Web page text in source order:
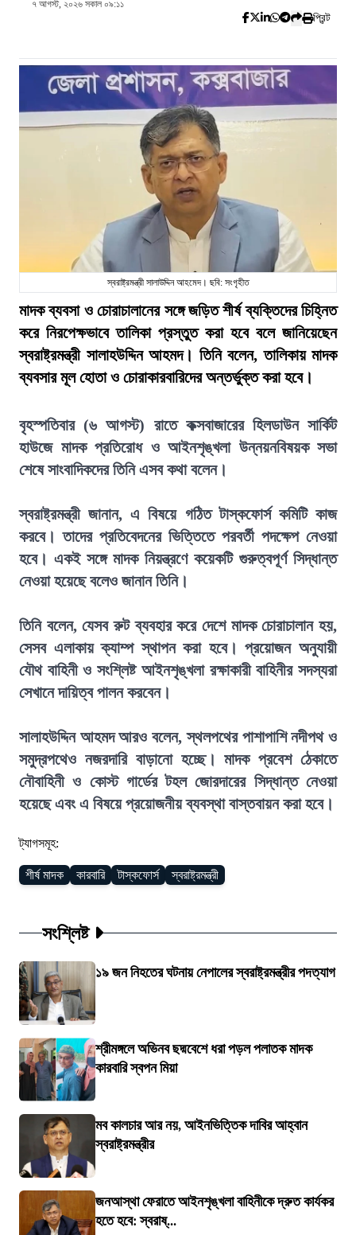
৭ আগস্ট, ২০২৬ সকাল ০৯:১১
প্রিন্ট
স্বরাষ্ট্রমন্ত্রী সালাউদ্দিন আহমেদ। ছবি: সংগৃহীত
মাদক ব্যবসা ও চোরাচালানের সঙ্গে জড়িত শীর্ষ ব্যক্তিদের চিহ্নিত
করে নিরপেক্ষভাবে তালিকা প্রস্তুত করা হবে বলে জানিয়েছেন
স্বরাষ্ট্রমন্ত্রী সালাহউদ্দিন আহমদ। তিনি বলেন, তালিকায় মাদক
ব্যবসার মূল হোতা ও চোরাকারবারিদের অন্তর্ভুক্ত করা হবে।
বৃহস্পতিবার (৬ আগস্ট) রাতে কক্সবাজারের হিলডাউন সার্কিট
হাউজে মাদক প্রতিরোধ ও আইনশৃঙ্খলা উন্নয়নবিষয়ক সভা
শেষে সাংবাদিকদের তিনি এসব কথা বলেন।
স্বরাষ্ট্রমন্ত্রী জানান, এ বিষয়ে গঠিত টাস্কফোর্স কমিটি কাজ
করবে। তাদের প্রতিবেদনের ভিত্তিতে পরবর্তী পদক্ষেপ নেওয়া
হবে। একই সঙ্গে মাদক নিয়ন্ত্রণে কয়েকটি গুরুত্বপূর্ণ সিদ্ধান্ত
নেওয়া হয়েছে বলেও জানান তিনি।
তিনি বলেন, যেসব রুট ব্যবহার করে দেশে মাদক চোরাচালান হয়,
সেসব এলাকায় ক্যাম্প স্থাপন করা হবে। প্রয়োজন অনুযায়ী
যৌথ বাহিনী ও সংশ্লিষ্ট আইনশৃঙ্খলা রক্ষাকারী বাহিনীর সদস্যরা
সেখানে দায়িত্ব পালন করবেন।
সালাহউদ্দিন আহমদ আরও বলেন, স্থলপথের পাশাপাশি নদীপথ ও
সমুদ্রপথেও নজরদারি বাড়ানো হচ্ছে। মাদক প্রবেশ ঠেকাতে
নৌবাহিনী ও কোস্ট গার্ডের টহল জোরদারের সিদ্ধান্ত নেওয়া
হয়েছে এবং এ বিষয়ে প্রয়োজনীয় ব্যবস্থা বাস্তবায়ন করা হবে।
ট্যাগসমূহ:
শীর্ষ মাদক কারবারি টাস্কফোর্স স্বরাষ্ট্রমন্ত্রী
সংশ্লিষ্ট
১৯ জন নিহতের ঘটনায় নেপালের স্বরাষ্ট্রমন্ত্রীর পদত্যাগ
শ্রীমঙ্গলে অভিনব ছদ্মবেশে ধরা পড়ল পলাতক মাদক
কারবারি স্বপন মিয়া
মব কালচার আর নয়, আইনভিত্তিক দাবির আহ্বান
স্বরাষ্ট্রমন্ত্রীর
জনআস্থা ফেরাতে আইনশৃঙ্খলা বাহিনীকে দ্রুত কার্যকর
হতে হবে: স্বরাষ্...